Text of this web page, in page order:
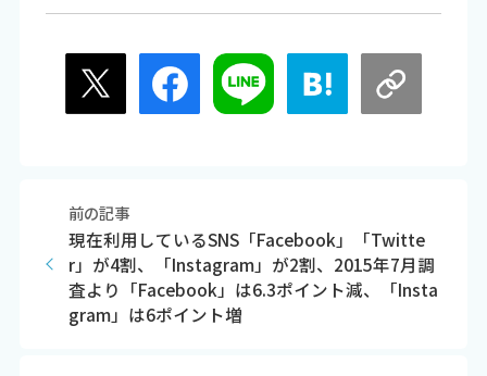
前の記事
現在利用しているSNS「Facebook」「Twitte
r」が4割、「Instagram」が2割、2015年7月調
査より「Facebook」は6.3ポイント減、「Insta
gram」は6ポイント増